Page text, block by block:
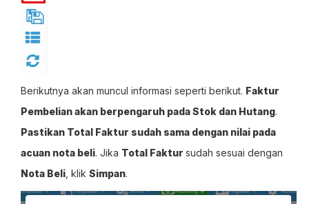
Berikutnya akan muncul informasi seperti berikut. Faktur
Pembelian akan berpengaruh pada Stok dan Hutang.
Pastikan Total Faktur sudah sama dengan nilai pada
acuan nota beli. Jika Total Faktur sudah sesuai dengan
Nota Beli , klik Simpan.